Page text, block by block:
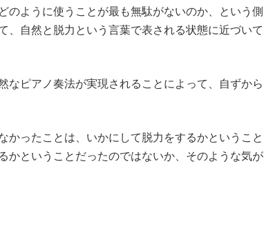
のように使うことが最も無駄がないのか、という側
、自然と脱力という言葉で表される状態に近づいて
なピアノ奏法が実現されることによって、自ずから
ったことは、いかにして脱力をするかということ
かということだったのではないか、そのような気が